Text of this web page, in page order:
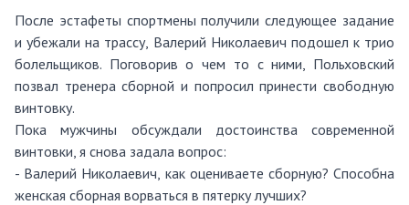
После эстафеты спортмены получили следующее задание
и убежали на трассу, Валерий Николаевич подошел к трио
болельщиков. Поговорив о чем то с ними, Польховский
позвал тренера сборной и попросил принести свободную
винтовку.
Пока мужчины обсуждали достоинства современной
винтовки, я снова задала вопрос:
- Валерий Николаевич, как оцениваете сборную? Способна
женская сборная ворваться в пятерку лучших?